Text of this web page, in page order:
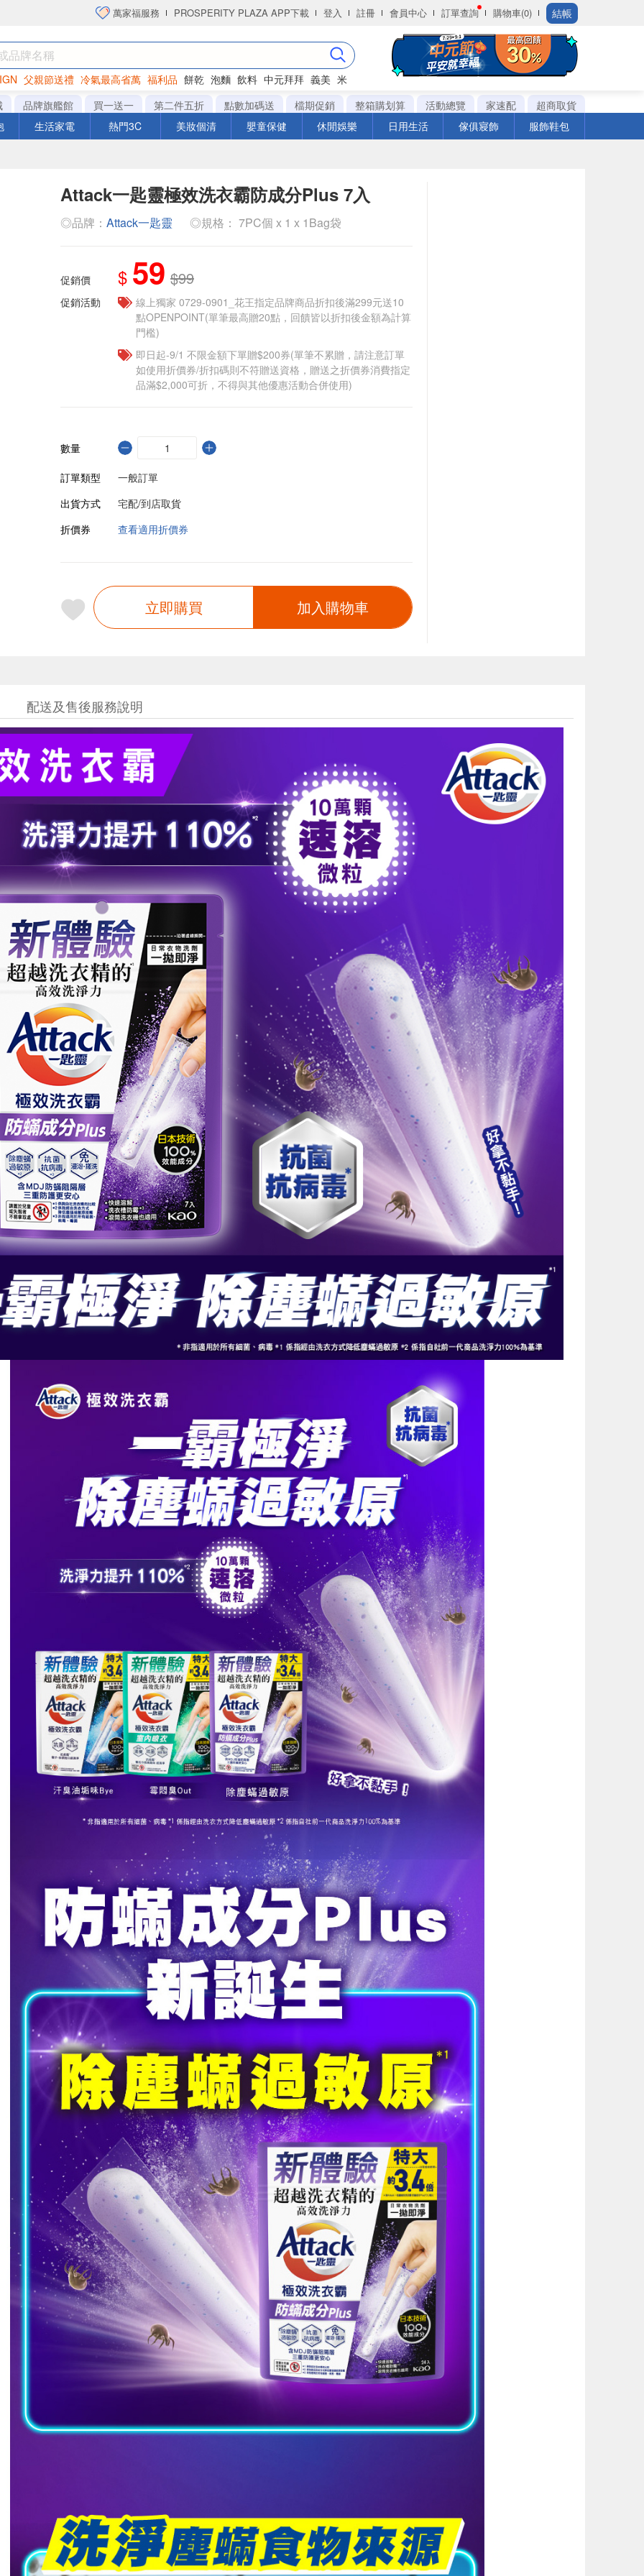
萬家福服務 PROSPERITY PLAZA APP下載 登入 註冊 會員中心 訂單查詢 購物車(0) 結帳
父親節送禮 冷氣最高省萬 福利品 餅乾 泡麵 飲料 中元拜拜 義美 米
衛生紙
品牌旗艦館 買一送一 第二件五折 點數加碼送 檔期促銷 整箱購划算 活動總覽 家速配
超商取貨
生活家電 熱門3C 美妝個清 嬰童保健 休閒娛樂 日用生活 傢俱寢飾 服飾鞋包
Attack一匙靈極效洗衣霸防成分Plus 7入
◎品牌： Attack一匙靈 ◎規格： 7PC個 x 1 x 1Bag袋
促銷價 $ 59 $99
促銷活動
線上獨家 0729-0901_花王指定品牌商品折扣後滿299元送10
點OPENPOINT(單筆最高贈20點，回饋皆以折扣後金額為計算
門檻)
即日起-9/1 不限金額下單贈$200券(單筆不累贈，請注意訂單
如使用折價券/折扣碼則不符贈送資格，贈送之折價券消費指定
品滿$2,000可折，不得與其他優惠活動合併使用)
數量
訂單類型
一般訂單
出貨方式
宅配/到店取貨
折價券
查看適用折價券
立即購買 加入購物車
配送及售後服務說明